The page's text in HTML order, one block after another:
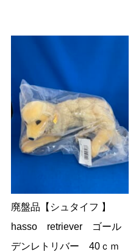
廃盤品【シュタイフ 】
hasso retriever ゴール
デンレトリバー 40ｃｍ